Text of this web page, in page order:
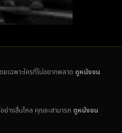
เฉพาะใครที่ไม่อยากพลาด ดูหนังชน
ย่างลื่นไหล คุณจะสามารถ ดูหนังชน